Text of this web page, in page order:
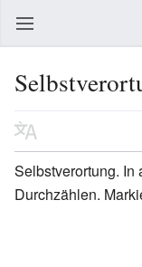
Selbstverortung. In
Durchzählen.